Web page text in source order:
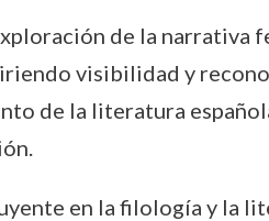
de la narrativa
visibilidad y
de la literatura
en la filología y la